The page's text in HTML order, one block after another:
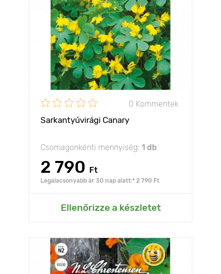
0 Kommentek
Sarkantyúvirági Canary
Csomagonkénti mennyiség: 1 db
2 790 Ft
Legalacsonyabb ár 30 nap alatt:* 2 790 Ft
Ellenőrizze a készletet